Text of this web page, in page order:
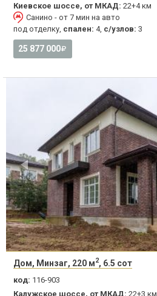
Киевское шоссе, от МКАД: 22+4 км
Санино - от 7 мин на авто
под отделку, спален: 4, с/узлов: 3
25 877 000
Дом, Минзаг, 220 м2, 6.5 сот
код: 116-903
Калужское шоссе, от МКАД: 22+3 км